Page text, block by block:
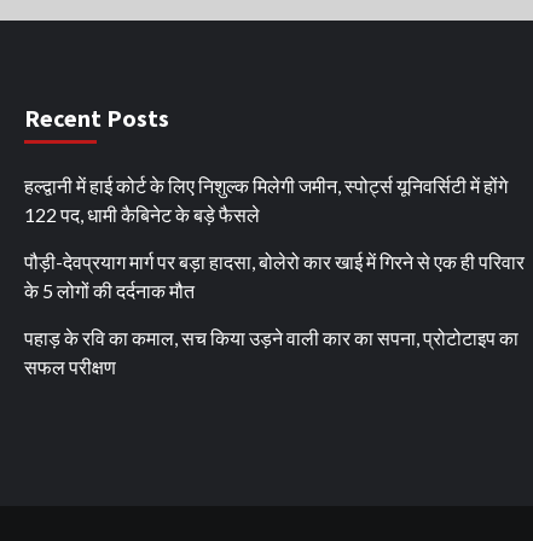
Recent Posts
हल्द्वानी में हाई कोर्ट के लिए निशुल्क मिलेगी जमीन, स्पोर्ट्स यूनिवर्सिटी में होंगे
122 पद, धामी कैबिनेट के बड़े फैसले
पौड़ी-देवप्रयाग मार्ग पर बड़ा हादसा, बोलेरो कार खाई में गिरने से एक ही परिवार
के 5 लोगों की दर्दनाक मौत
पहाड़ के रवि का कमाल, सच किया उड़ने वाली कार का सपना, प्रोटोटाइप का
सफल परीक्षण